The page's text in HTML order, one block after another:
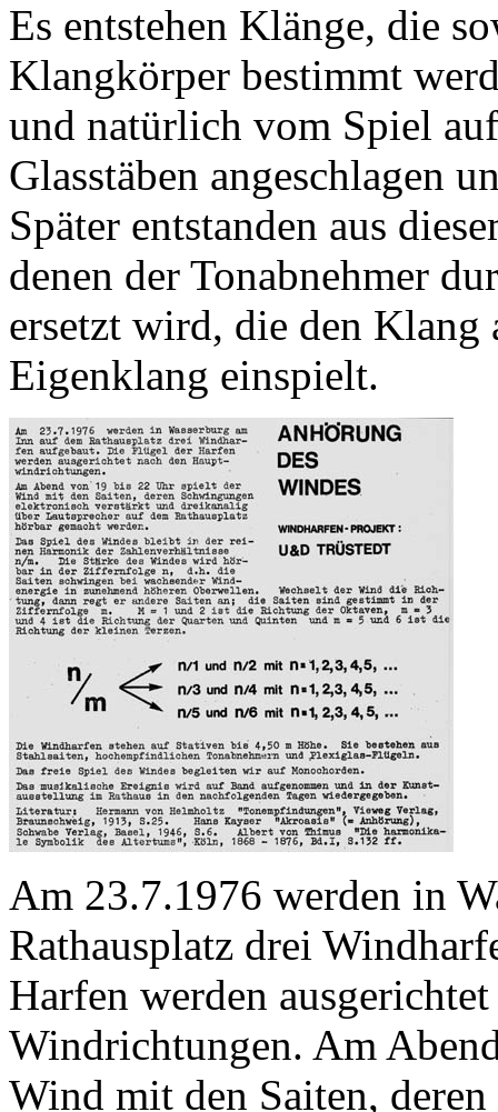
Es entstehen Klänge, die
Klangkörper bestimmt
und natürlich vom Spiel
Glasstäben angeschlagen
Später entstanden aus
denen der Tonabnehmer
ersetzt wird, die den
Eigenklang einspielt.
Am 23.7.1976 werden in
Rathausplatz drei
Harfen werden
Windrichtungen. Am
Wind mit den Saiten,